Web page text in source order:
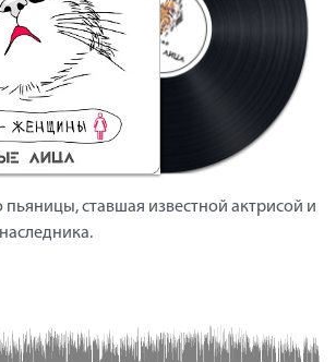
пьяницы, ставшая известной актрисой и